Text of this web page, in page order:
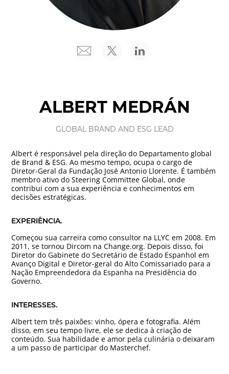
ALBERT MEDRÁN
GLOBAL BRAND AND ESG LEAD
Albert é responsável pela direção do Departamento global
de Brand & ESG. Ao mesmo tempo, ocupa o cargo de
Diretor-Geral da Fundação José Antonio Llorente. É também
membro ativo do Steering Committee Global, onde
contribui com a sua experiência e conhecimentos em
decisões estratégicas.
EXPERIÊNCIA.
Começou sua carreira como consultor na LLYC em 2008. Em
2011, se tornou Dircom na Change.org. Depois disso, foi
Diretor do Gabinete do Secretário de Estado Espanhol em
Avanço Digital e Diretor-geral do Alto Comissariado para a
Nação Empreendedora da Espanha na Presidência do
Governo.
INTERESSES.
Albert tem três paixões: vinho, ópera e fotografia. Além
disso, em seu tempo livre, ele se dedica à criação de
conteúdo. Sua habilidade e amor pela culinária o deixaram
a um passo de participar do Masterchef.